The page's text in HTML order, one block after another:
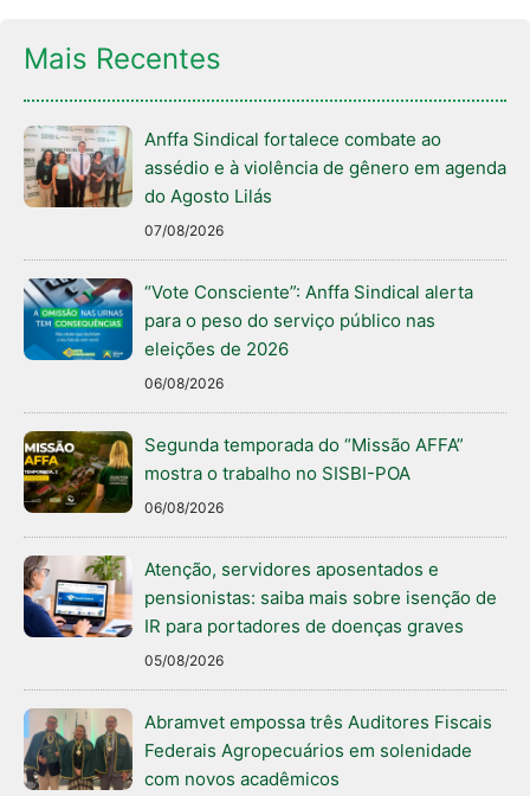
Mais Recentes
Anffa Sindical fortalece combate ao
assédio e à violência de gênero em agenda
do Agosto Lilás
07/08/2026
“Vote Consciente”: Anffa Sindical alerta
para o peso do serviço público nas
eleições de 2026
06/08/2026
Segunda temporada do “Missão AFFA”
mostra o trabalho no SISBI-POA
06/08/2026
Atenção, servidores aposentados e
pensionistas: saiba mais sobre isenção de
IR para portadores de doenças graves
05/08/2026
Abramvet empossa três Auditores Fiscais
Federais Agropecuários em solenidade
com novos acadêmicos